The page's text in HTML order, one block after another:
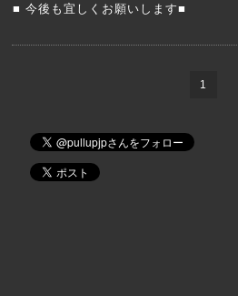
■ 今後も宜しくお願いし
1